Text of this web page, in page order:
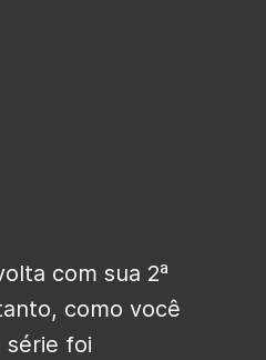
com sua 2ª
como você
série foi